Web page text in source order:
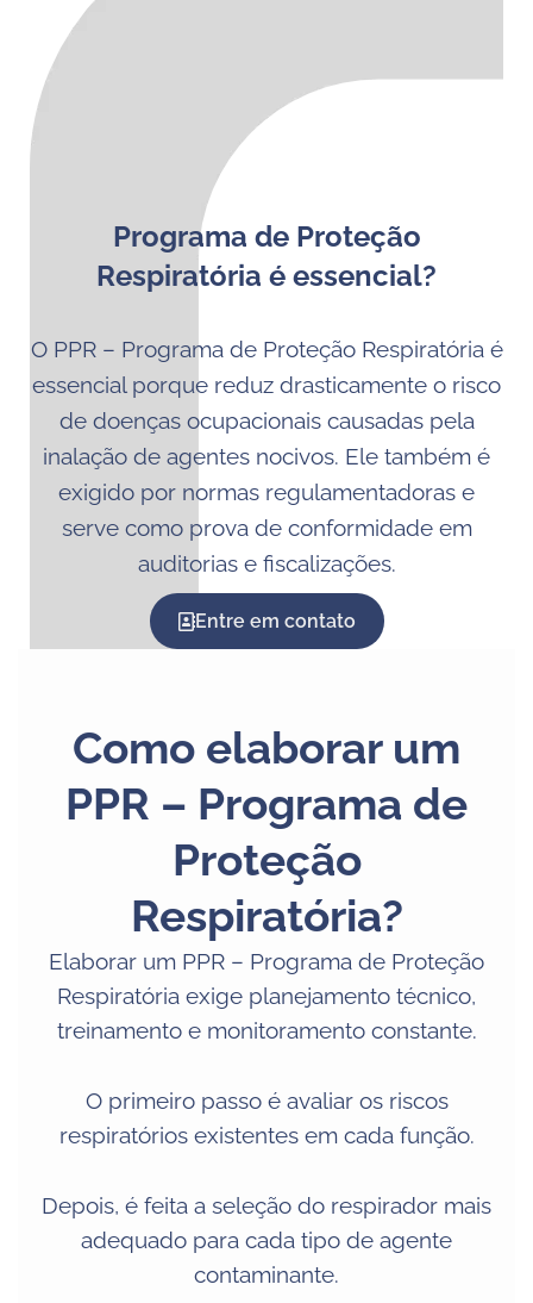
Programa de Proteção
Respiratória é essencial?
O PPR – Programa de Proteção Respiratória é
essencial porque reduz drasticamente o risco
de doenças ocupacionais causadas pela
inalação de agentes nocivos. Ele também é
exigido por normas regulamentadoras e
serve como prova de conformidade em
auditorias e fiscalizações.
Entre em contato
Como elaborar um
PPR – Programa de
Proteção
Respiratória?
Elaborar um PPR – Programa de Proteção
Respiratória exige planejamento técnico,
treinamento e monitoramento constante.
O primeiro passo é avaliar os riscos
respiratórios existentes em cada função.
Depois, é feita a seleção do respirador mais
adequado para cada tipo de agente
contaminante.